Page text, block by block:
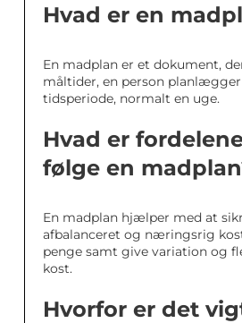
Hvad er en
En madplan er et dokument,
måltider, en person
tidsperiode, normalt en uge.
Hvad er
følge en
En madplan hjælper med at
afbalanceret og næringsrig
penge samt give variation og
kost.
Hvorfor er det